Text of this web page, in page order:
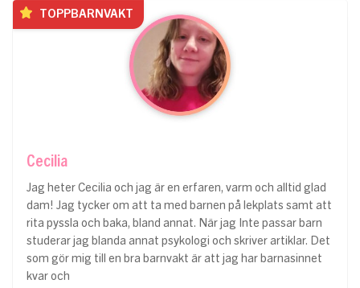
TOPPBARNVAKT
Cecilia
Jag heter Cecilia och jag är en erfaren, varm och alltid glad
dam! Jag tycker om att ta med barnen på lekplats samt att
rita pyssla och baka, bland annat. När jag Inte passar barn
studerar jag blanda annat psykologi och skriver artiklar. Det
som gör mig till en bra barnvakt är att jag har barnasinnet
kvar och